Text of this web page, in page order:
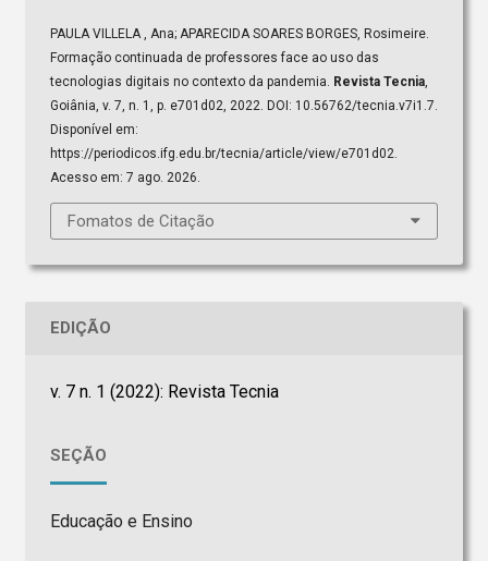
PAULA VILLELA , Ana; APARECIDA SOARES BORGES, Rosimeire.
Formação continuada de professores face ao uso das
tecnologias digitais no contexto da pandemia. Revista Tecnia,
Goiânia, v. 7, n. 1, p. e701d02, 2022. DOI: 10.56762/tecnia.v7i1.7.
Disponível em:
https://periodicos.ifg.edu.br/tecnia/article/view/e701d02.
Acesso em: 7 ago. 2026.
Fomatos de Citação
EDIÇÃO
v. 7 n. 1 (2022): Revista Tecnia
SEÇÃO
Educação e Ensino